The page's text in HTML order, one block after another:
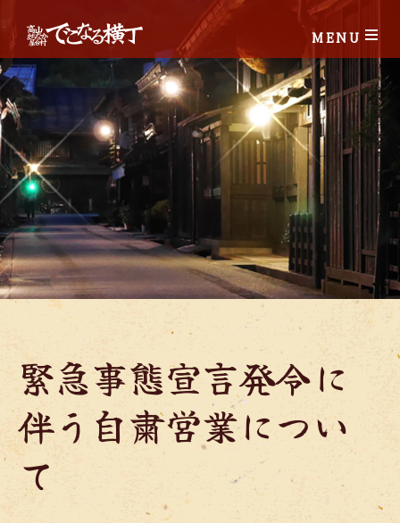
MENU
緊急事態宣言発令に
伴う自粛営業につい
て